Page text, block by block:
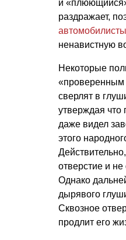
и
раздражает,
автомобилисты
ненавистную
Некоторые
«проверенным
сверлят в
утверждая что
даже видел
этого
отверстие и не
Однако
дырявого
Сквозное
продлит его